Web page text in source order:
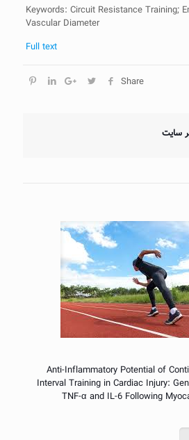
Keywords: Circuit Resistance Training;
Vascular Diameter
Full text
Share
سایت
Anti-Inflammatory Potential of
Interval Training in Cardiac Injury:
TNF-α and IL-6 Following